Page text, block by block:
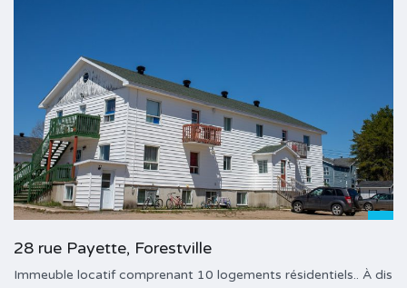
28 rue Payette, Forestville
Immeuble locatif comprenant 10 logements résidentiels.. À dis